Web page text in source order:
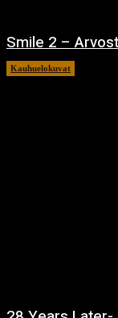
Smile 2 –
Kauhuelokuvat